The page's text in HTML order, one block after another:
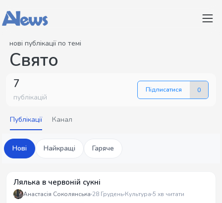
нові публікації по темі
Свято
7
публікацій
Підписатися 0
Публікації Канал
Нові Найкращі Гаряче
Лялька в червоній сукні
Анастасія Соколянська 28 Грудень Культура 5 хв читати